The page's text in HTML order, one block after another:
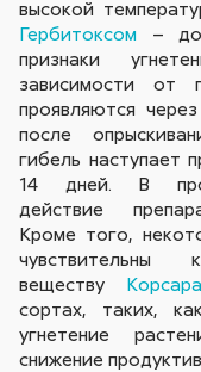
высокой
Гербитоксом –
признаки
зависимости от
проявляются
после
гибель наступает
14 дней. В
действие
Кроме того,
чувствительны
веществу Корсара
сортах, таких,
угнетение
снижение